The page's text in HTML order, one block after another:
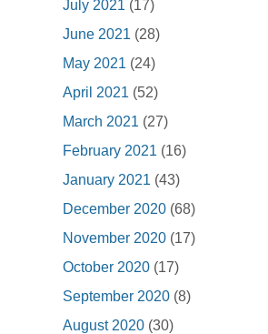
July 2021 (17)
June 2021 (28)
May 2021 (24)
April 2021 (52)
March 2021 (27)
February 2021 (16)
January 2021 (43)
December 2020 (68)
November 2020 (17)
October 2020 (17)
September 2020 (8)
August 2020 (30)